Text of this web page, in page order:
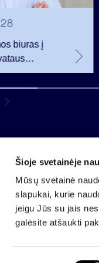
Šioje svetainėje
Mūsų svetainė
slapukai, kurie
jeigu Jūs su jais
galėsite atšaukti
biuras į
fondą
mln. JAV
Vilnius